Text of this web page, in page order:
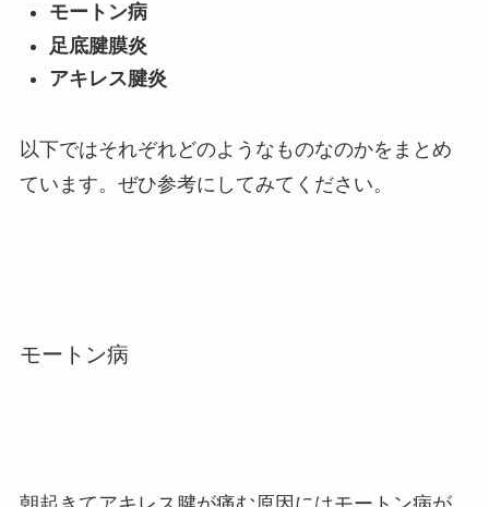
モートン病
足底腱膜炎
アキレス腱炎
以下ではそれぞれどのようなものなのかをまとめ
ています。 ぜひ参考にしてみてください。
モートン病